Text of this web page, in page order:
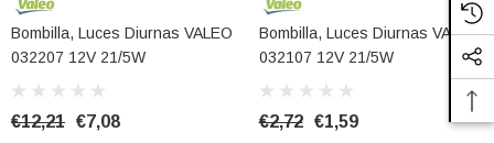
Bombilla, Luces Diurnas VALEO
032207 12V 21/5W
€12,21 €7,08
Bombilla, Luces Diurnas VALEO
032107 12V 21/5W
€2,72 €1,59